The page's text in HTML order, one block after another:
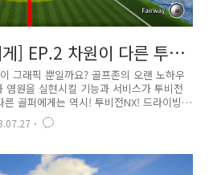
] EP.2 차원이 다른 투비
그래픽 뿐일까요? 골프존의 오랜 노하우
원을 실현시킬 기능과 서비스가 투비전
골퍼에게는 역시! 투비전NX! 드라이빙
하는 드라이빙 레인지. 부상 방지를 위
샷을 점검하기 위해 연습장은 반드시
션뷰에서 시원시원하게~ 이상적인 탄도
크가능! 어떠세요? 한눈에 봐도 변한 것